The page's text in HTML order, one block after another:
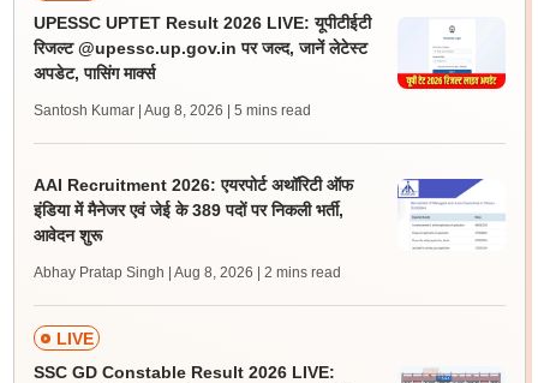
UPESSC UPTET Result 2026 LIVE: यूपीटीईटी
रिजल्ट @upessc.up.gov.in पर जल्द, जानें लेटेस्ट
अपडेट, पासिंग मार्क्स
Santosh Kumar | Aug 8, 2026 | 5 mins read
AAI Recruitment 2026: एयरपोर्ट अथॉरिटी ऑफ
इंडिया में मैनेजर एवं जेई के 389 पदों पर निकली भर्ती,
आवेदन शुरू
Abhay Pratap Singh | Aug 8, 2026 | 2 mins read
LIVE
SSC GD Constable Result 2026 LIVE: